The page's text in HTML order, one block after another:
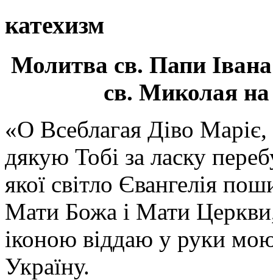
катехизм
Молитва св. Папи
св. Миколая на
«О Всеблагая Діво
дякую Тобі за ласку
якої світло Євангелія
Мати Божа і Мати
іконою віддаю у руки
Україну.